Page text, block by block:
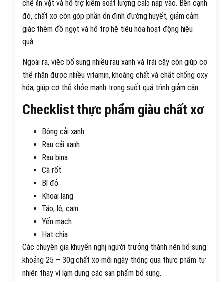
chế ăn vặt và hỗ trợ kiểm soát lượng calo nạp vào. Bên cạnh
đó, chất xơ còn góp phần ổn định đường huyết, giảm cảm
giác thèm đồ ngọt và hỗ trợ hệ tiêu hóa hoạt động hiệu
quả.
Ngoài ra, việc bổ sung nhiều rau xanh và trái cây còn giúp cơ
thể nhận được nhiều vitamin, khoáng chất và chất chống oxy
hóa, giúp cơ thể khỏe mạnh trong suốt quá trình giảm cân.
Checklist thực phẩm giàu chất xơ
Bông cải xanh
Rau cải xanh
Rau bina
Cà rốt
Bí đỏ
Khoai lang
Táo, lê, cam
Yến mạch
Hạt chia
Các chuyên gia khuyến nghị người trưởng thành nên bổ sung
khoảng 25 – 30g chất xơ mỗi ngày thông qua thực phẩm tự
nhiên thay vì lạm dụng các sản phẩm bổ sung.